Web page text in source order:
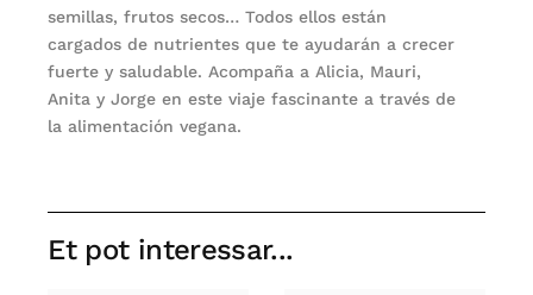
semillas, frutos secos… Todos ellos están
cargados de nutrientes que te ayudarán a crecer
fuerte y saludable. Acompaña a Alicia, Mauri,
Anita y Jorge en este viaje fascinante a través de
la alimentación vegana.
Et pot interessar...